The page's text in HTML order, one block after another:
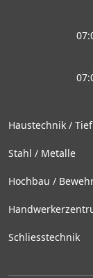
Haustechnik /
Stahl / Metalle
Hochbau /
Schliesstechnik